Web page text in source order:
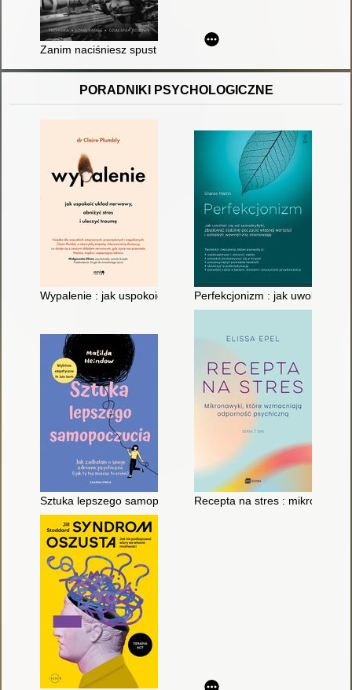
Zanim naciśniesz spust : pierwszy poradnik polskich snajperów
PORADNIKI PSYCHOLOGICZNE
Wypalenie : jak uspokoić układ nerwowy, obniżyć stres i
Perfekcjonizm : jak uwolnić się
Sztuka lepszego samopoczucia : jak zadbałam o swoje
Recepta na stres :